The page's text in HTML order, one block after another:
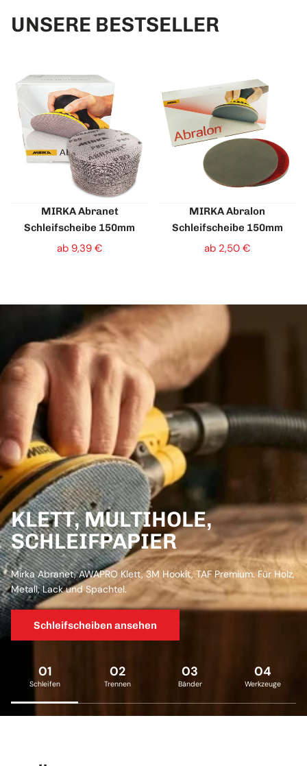
UNSERE BESTSELLER
MIRKA Abranet
Schleifscheibe 150mm
ab 9,39 €
MIRKA Abralon
Schleifscheibe 150mm
ab 2,50 €
KLETT, MULTIHOLE,
SCHLEIFPAPIER
Mirka Abranet, AWAPRO Klett, 3M Hookit, TAF Premium. Für Holz,
Metall, Lack und Spachtel.
Schleifscheiben ansehen
01
Schleifen
02
Trennen
03
Bänder
04
Werkzeuge